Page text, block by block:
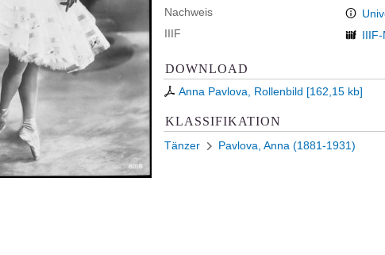
Nachweis
IIIF
IIIF-
DOWNLOAD
Anna Pavlova, Rollenbild [162,15 kb]
KLASSIFIKATION
Tänzer Pavlova, Anna (1881-1931)